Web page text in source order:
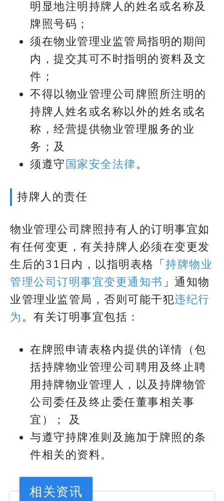
明显地注明持牌人的姓名或名称及
牌照号码；
须在物业管理业监管局指明的期间
内，提交其可不时指明的资料及文
件；
不得以物业管理公司牌照所注明的
持牌人姓名或名称以外的姓名或名
称，经营提供物业管理服务的业
务；及
须遵守国家安全法律。
持牌人的责任
物业管理公司牌照持有人的订明事宜如
有任何变更，有关持牌人必须在变更发
生后的31日内，以指明表格「持牌物业
管理公司订明事宜变更通知书」通知物
业管理业监管局，否则可能干犯违纪行
为 。有关订明事宜包括：
在牌照申请表格内提供的详情（包
括持牌物业管理公司聘用及终止聘
用持牌物业管理人，以及持牌物管
公司委任及终止委任董事相关事
宜）； 及
与遵守持牌准则及施加于牌照的条
件相关的资料。
相关资讯